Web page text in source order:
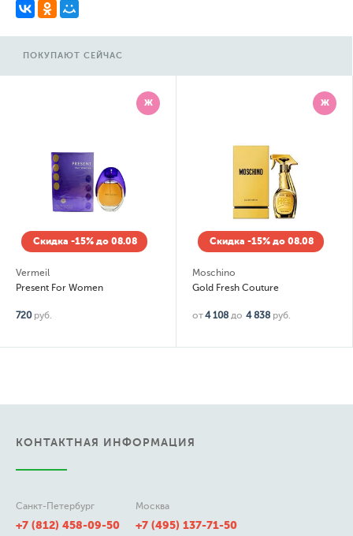
ПОКУПАЮТ СЕЙЧАС
Ж
Скидка -15% до 08.08
Vermeil
Present For Women
720 руб.
Ж
Скидка -15% до 08.08
Moschino
Gold Fresh Couture
от4 108 до 4 838 руб.
КОНТАКТНАЯ ИНФОРМАЦИЯ
Санкт-Петербург
+7 (812) 458-09-50
Москва
+7 (495) 137-71-50